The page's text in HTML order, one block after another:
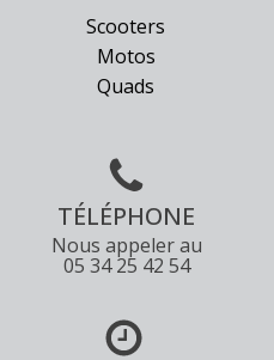
Scooters
Motos
Quads
TÉLÉPHONE
Nous appeler au
05 34 25 42 54